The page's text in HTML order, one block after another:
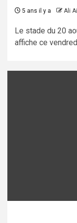
5 ans il y a Ali
Le stade du 20
affiche ce